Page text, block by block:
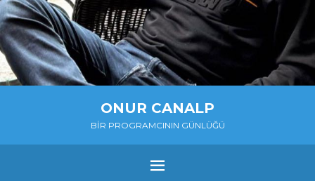
ONUR CANALP
BIR PROGRAMCININ GÜNLÜĞÜ
MENU